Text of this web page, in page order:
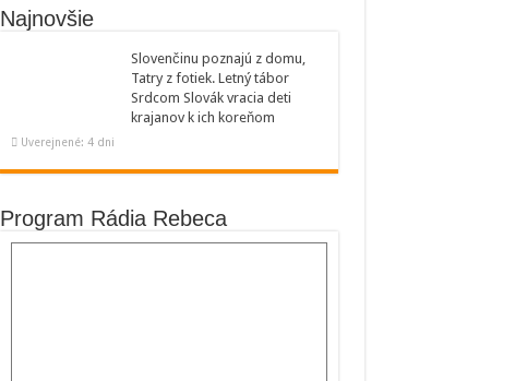
Najnovšie
Slovenčinu poznajú z domu,
Tatry z fotiek. Letný tábor
Srdcom Slovák vracia deti
krajanov k ich koreňom
Uverejnené: 4 dni
Program Rádia Rebeca